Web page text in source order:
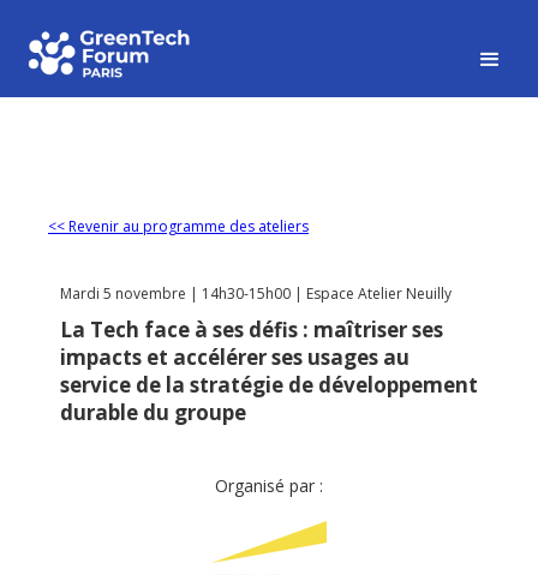
<< Revenir au programme des ateliers
Mardi 5 novembre | 14h30-15h00 | Espace Atelier Neuilly
La Tech face à ses défis : maîtriser ses
impacts et accélérer ses usages au
service de la stratégie de développement
durable du groupe
Organisé par :